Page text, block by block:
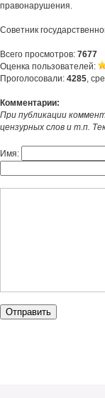
правонарушения.
Советник
Всего просмотров: 7677
Оценка пользователей:
Проголосовали: 4285,
Комментарии:
При публикации
цензурных слов и т.п.
Имя: